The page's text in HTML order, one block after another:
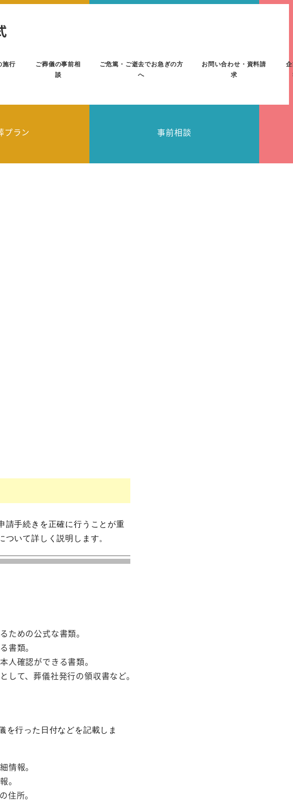
施行
ご葬儀の事前相
談
ご危篤・ご逝去でお急ぎの方
へ
お問い合わせ・資料請
求
プラン 事前相談
請手続きを正確に行うことが重
いて詳しく説明します。
ための公式な書類。
書類。
人確認ができる書類。
して、葬儀社発行の領収書など。
を行った日付などを記載しま
情報。
。
住所。